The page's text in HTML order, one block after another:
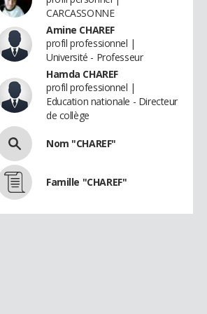
CARCASSONNE
Amine CHAREF
profil professionnel |
Université - Professeur
Hamda CHAREF
profil professionnel |
Education nationale - Directeur
de collège
Nom "CHAREF"
Famille "CHAREF"